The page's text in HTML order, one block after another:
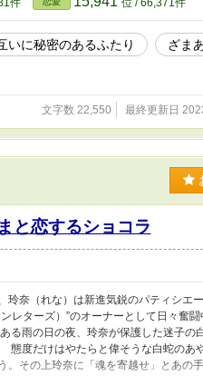
件 位 / 66,371件
いに秘密のあるふたり
ざま
文字数 22,550 最終更新日
と恋するショコラ
奈（れな）は新進気鋭のパティシエ
レターズ）”のオーナーとして日々奮
雨の日の夜、玲奈が保護した迷子の
度だけはやたらと偉そうな白蛇のあ
。その上玲奈に「魂を寄越せ」とあの